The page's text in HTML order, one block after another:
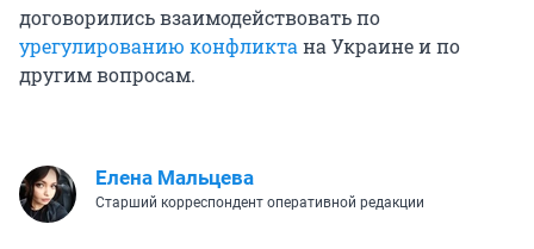
договорились взаимодействовать по
урегулированию конфликтана Украине и по
другим вопросам.
Елена Мальцева
Старший корреспондент оперативной редакции